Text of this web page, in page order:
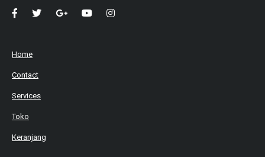
Home
Contact
Services
Toko
Keranjang